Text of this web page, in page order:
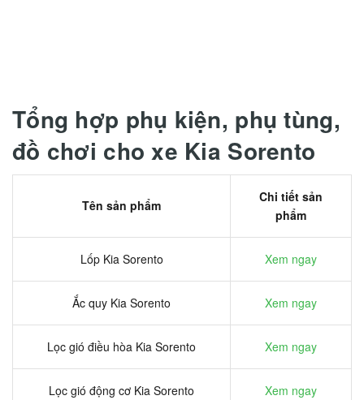
Tổng hợp phụ kiện, phụ tùng,
đồ chơi cho xe Kia Sorento
Tên sản phẩm
Chi tiết sản
phẩm
Lốp Kia Sorento Xem ngay
Ắc quy Kia Sorento Xem ngay
Lọc gió điều hòa Kia Sorento Xem ngay
Lọc gió động cơ Kia Sorento Xem ngay